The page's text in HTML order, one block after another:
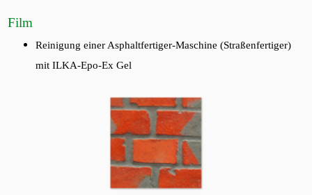
Film
Reinigung einer Asphaltfertiger-Maschine (Straßenfertiger)
mit ILKA-Epo-Ex Gel